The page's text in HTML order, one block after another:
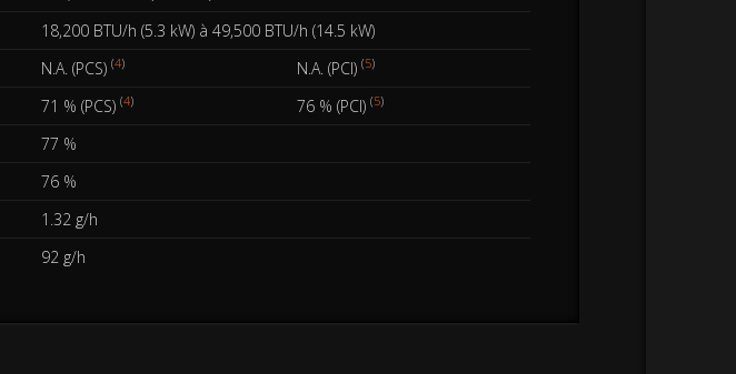
18,200 BTU/h (5.3 kW) à 49,500 BTU/h (14.5 kW)
N.A. (PCS) (4) N.A. (PCI) (5)
71 % (PCS) (4) 76 % (PCI) (5)
77 %
76 %
1.32 g/h
92 g/h